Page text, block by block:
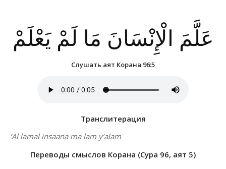
عَلَّمَ الْإِنْسَانَ مَا لَمْ يَعْلَمْ
Слушать аят Корана 96:5
Транслитерация
‘Al lamal insaana ma lam y’alam
Переводы смыслов Корана (Сура 96, аят 5)